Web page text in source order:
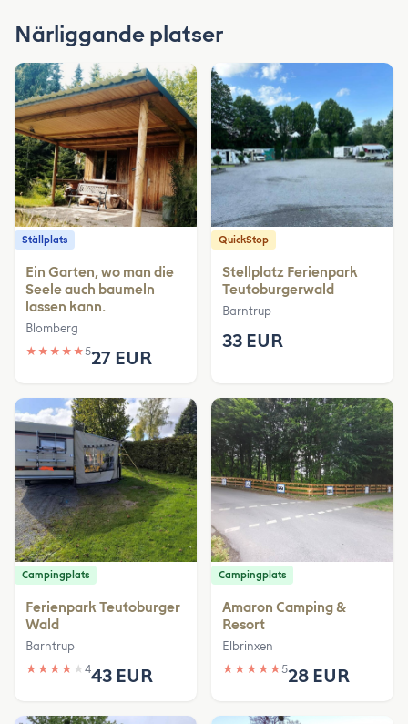
Närliggande platser
Ställplats
Ein Garten, wo man die
Seele auch baumeln
lassen kann.
Blomberg
★ ★ ★ ★ ★527 EUR
QuickStop
Stellplatz Ferienpark
Teutoburgerwald
Barntrup
33 EUR
Campingplats
Ferienpark Teutoburger
Wald
Barntrup
★ ★ ★ ★ ★ 443 EUR
Campingplats
Amaron Camping &
Resort
Elbrinxen
★ ★ ★ ★ ★528 EUR